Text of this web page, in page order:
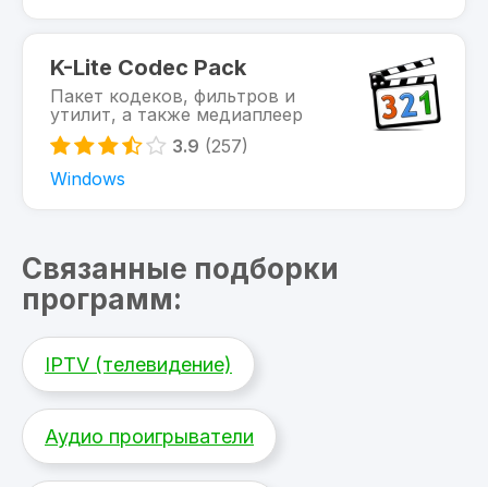
K-Lite Codec Pack
Пакет кодеков, фильтров и
утилит, а также медиаплеер
3.9 (257)
Windows
Связанные подборки
программ:
IPTV (телевидение)
Аудио проигрыватели